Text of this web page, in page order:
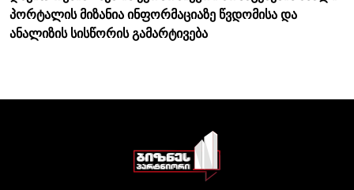
პორტალის მიზანია ინფორმაციაზე წვდომისა და
ანალიზის სისწორის გამარტივება